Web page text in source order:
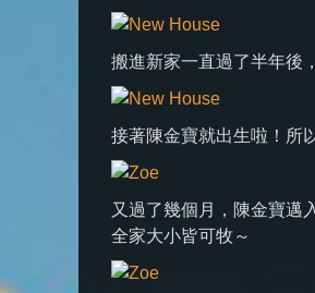
搬進新家一直過了半年後
接著陳金寶就出生啦！所
又過了幾個月，陳金寶邁
全家大小皆可牧～